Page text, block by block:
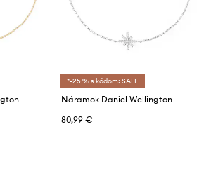
*-25 % s kódom: SALE
Náramok Daniel Wellington
80,99 €